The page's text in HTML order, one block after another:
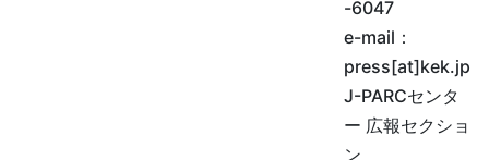
-6047
e-mail ：
press[at]kek.jp
J-PARCセンタ
ー 広報セクショ
ン